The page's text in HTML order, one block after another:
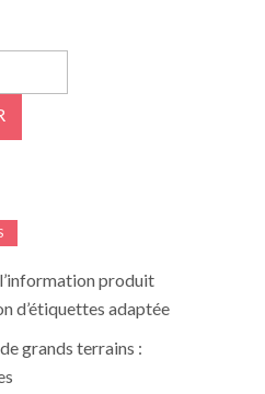
produit
d’étiquettes adaptée
grands terrains :